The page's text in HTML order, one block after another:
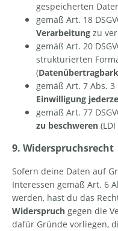
gespeicherten
gemäß Art. 18
Verarbeitung zu
gemäß Art. 20
strukturierten
(
gemäß Art. 7 Abs.
Einwilligung
gemäß Art. 77
zu beschweren (LDI
9. Widerspruchsrecht
Sofern deine Daten auf
Interessen gemäß Art. 6
werden, hast du das
Widerspruch gegen die
dafür Gründe vorliegen,